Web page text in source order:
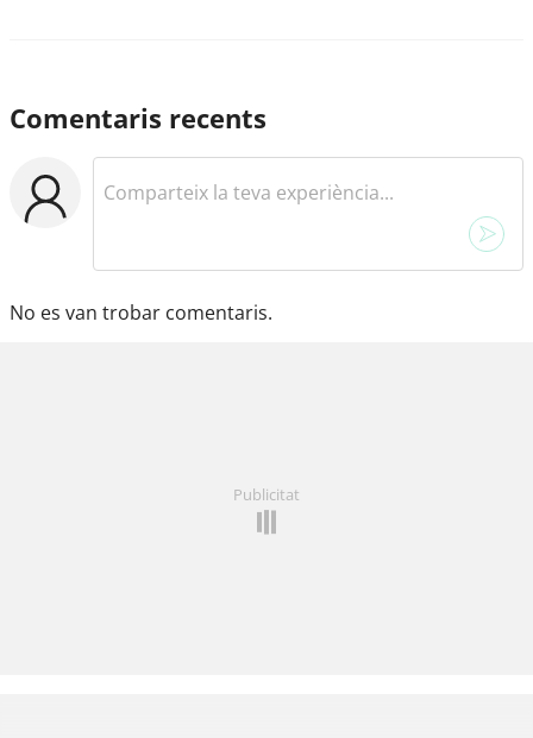
Comentaris recents
No es van trobar comentaris.
Publicitat